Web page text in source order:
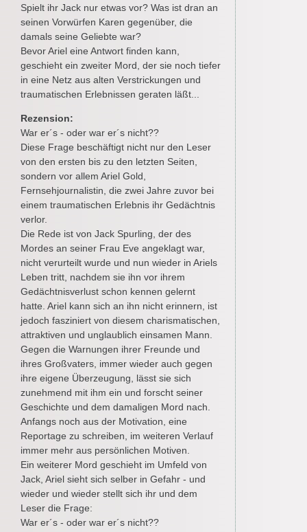
Spielt ihr Jack nur etwas vor? Was ist dran an
seinen Vorwürfen Karen gegenüber, die
damals seine Geliebte war?
Bevor Ariel eine Antwort finden kann,
geschieht ein zweiter Mord, der sie noch tiefer
in eine Netz aus alten Verstrickungen und
traumatischen Erlebnissen geraten läßt...
Rezension:
War er´s - oder war er´s nicht??
Diese Frage beschäftigt nicht nur den Leser
von den ersten bis zu den letzten Seiten,
sondern vor allem Ariel Gold,
Fernsehjournalistin, die zwei Jahre zuvor bei
einem traumatischen Erlebnis ihr Gedächtnis
verlor.
Die Rede ist von Jack Spurling, der des
Mordes an seiner Frau Eve angeklagt war,
nicht verurteilt wurde und nun wieder in Ariels
Leben tritt, nachdem sie ihn vor ihrem
Gedächtnisverlust schon kennen gelernt
hatte. Ariel kann sich an ihn nicht erinnern, ist
jedoch fasziniert von diesem charismatischen,
attraktiven und unglaublich einsamen Mann.
Gegen die Warnungen ihrer Freunde und
ihres Großvaters, immer wieder auch gegen
ihre eigene Überzeugung, lässt sie sich
zunehmend mit ihm ein und forscht seiner
Geschichte und dem damaligen Mord nach.
Anfangs noch aus der Motivation, eine
Reportage zu schreiben, im weiteren Verlauf
immer mehr aus persönlichen Motiven.
Ein weiterer Mord geschieht im Umfeld von
Jack, Ariel sieht sich selber in Gefahr - und
wieder und wieder stellt sich ihr und dem
Leser die Frage:
War er´s - oder war er´s nicht??